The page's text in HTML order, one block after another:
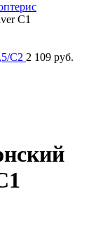
C1
C2 2 109 руб.